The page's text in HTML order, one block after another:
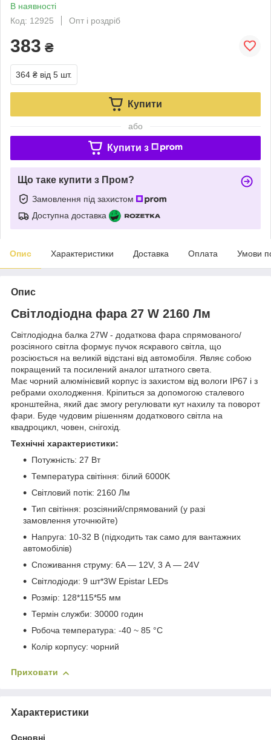
В наявності
Код: 12925
Опт і роздріб
383 ₴
364 ₴ від 5 шт.
Купити
або
Купити з
Що таке купити з Пром?
Замовлення під захистом
Доступна доставка
Опис Характеристики Доставка Оплата Умови
Опис
Світлодіодна фара 27 W 2160 Лм
Світлодіодна балка 27W - додаткова фара спрямованого/
розсіяного світла формує пучок яскравого світла, що
розсіюється на великій відстані від автомобіля. Являє собою
покращений та посилений аналог штатного света.
Має чорний алюмінієвий корпус із захистом від вологи IP67 і з
ребрами охолодження. Кріпиться за допомогою сталевого
кронштейна, який дає змогу регулювати кут нахилу та поворот
фари. Буде чудовим рішенням додаткового світла на
квадроцикл, човен, снігохід.
Технічні характеристики:
Потужність: 27 Вт
Температура світіння: білий 6000K
Світловий потік: 2160 Лм
Тип світіння: розсіяний/спрямований (у разі
замовлення уточнюйте)
Напруга: 10-32 В (підходить так само для вантажних
автомобілів)
Споживання струму: 6A — 12V, 3 А — 24V
Світлодіоди: 9 шт*3W Epistar LEDs
Розмір: 128*115*55 мм
Термін служби: 30000 годин
Робоча температура: -40 ~ 85 °C
Колір корпусу: чорний
Приховати
Характеристики
Основні